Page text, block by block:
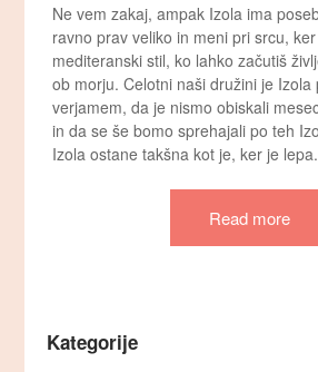
Ne vem zakaj, ampak Izola ima
ravno prav veliko in meni pri srcu,
mediteranski stil, ko lahko začutiš
ob morju. Celotni naši družini je Izola
verjamem, da je nismo obiskali
in da se še bomo sprehajali po teh
Izola ostane takšna kot je, ker je
Read more
Kategorije